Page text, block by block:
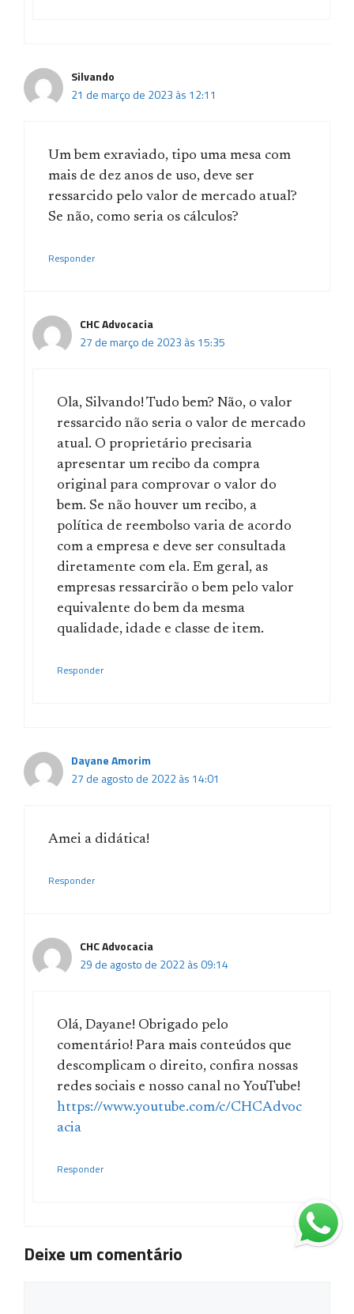
Silvando
21 de março de 2023 às 12:11
Um bem exraviado, tipo uma mesa com
mais de dez anos de uso, deve ser
ressarcido pelo valor de mercado atual?
Se não, como seria os cálculos?
Responder
CHC Advocacia
27 de março de 2023 às 15:35
Ola, Silvando! Tudo bem? Não, o valor
ressarcido não seria o valor de mercado
atual. O proprietário precisaria
apresentar um recibo da compra
original para comprovar o valor do
bem. Se não houver um recibo, a
política de reembolso varia de acordo
com a empresa e deve ser consultada
diretamente com ela. Em geral, as
empresas ressarcirão o bem pelo valor
equivalente do bem da mesma
qualidade, idade e classe de item.
Responder
Dayane Amorim
27 de agosto de 2022 às 14:01
Amei a didática!
Responder
CHC Advocacia
29 de agosto de 2022 às 09:14
Olá, Dayane! Obrigado pelo
comentário! Para mais conteúdos que
descomplicam o direito, confira nossas
redes sociais e nosso canal no YouTube!
https://www.youtube.com/c/CHCAdvoc
acia
Responder
Deixe um comentário